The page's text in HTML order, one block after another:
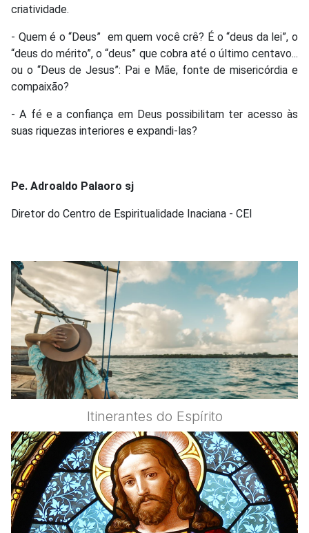
criatividade.
- Quem é o “Deus” em quem você crê? É o “deus da lei”, o
“deus do mérito”, o “deus” que cobra até o último centavo...
ou o “Deus de Jesus”: Pai e Mãe, fonte de misericórdia e
compaixão?
- A fé e a confiança em Deus possibilitam ter acesso às
suas riquezas interiores e expandi-las?
Pe. Adroaldo Palaoro sj
Diretor do Centro de Espiritualidade Inaciana - CEI
Itinerantes do Espírito